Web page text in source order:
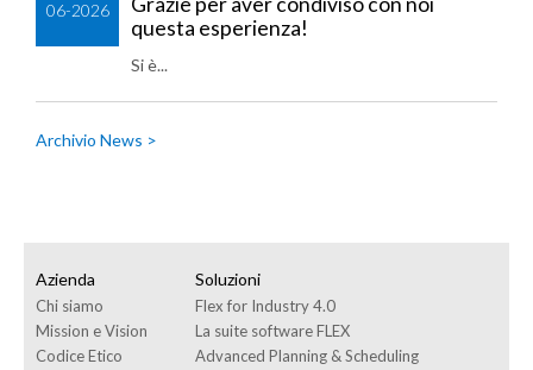
06-2026
questa esperienza!
Si è...
Archivio News >
Azienda
Chi siamo
Mission e Vision
Codice Etico
Soluzioni
Flex for Industry 4.0
La suite software FLEX
Advanced Planning & Scheduling